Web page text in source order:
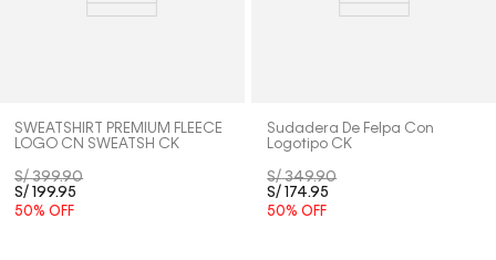
SWEATSHIRT PREMIUM FLEECE
LOGO CN SWEATSH CK
S/ 399.90
S/ 199.95
50% OFF
Sudadera De Felpa Con
Logotipo CK
S/ 349.90
S/ 174.95
50% OFF